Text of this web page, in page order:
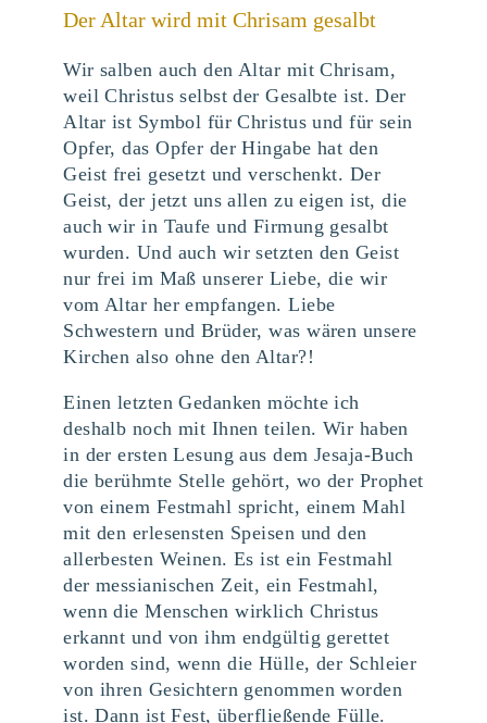
Der Altar wird mit Chrisam gesalbt
Wir salben auch den Altar mit Chrisam,
weil Christus selbst der Gesalbte ist. Der
Altar ist Symbol für Christus und für sein
Opfer, das Opfer der Hingabe hat den
Geist frei gesetzt und verschenkt. Der
Geist, der jetzt uns allen zu eigen ist, die
auch wir in Taufe und Firmung gesalbt
wurden. Und auch wir setzten den Geist
nur frei im Maß unserer Liebe, die wir
vom Altar her empfangen. Liebe
Schwestern und Brüder, was wären unsere
Kirchen also ohne den Altar?!
Einen letzten Gedanken möchte ich
deshalb noch mit Ihnen teilen. Wir haben
in der ersten Lesung aus dem Jesaja-Buch
die berühmte Stelle gehört, wo der Prophet
von einem Festmahl spricht, einem Mahl
mit den erlesensten Speisen und den
allerbesten Weinen. Es ist ein Festmahl
der messianischen Zeit, ein Festmahl,
wenn die Menschen wirklich Christus
erkannt und von ihm endgültig gerettet
worden sind, wenn die Hülle, der Schleier
von ihren Gesichtern genommen worden
ist. Dann ist Fest, überfließende Fülle.